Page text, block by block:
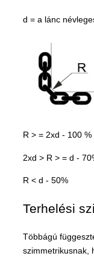
d = a lánc
R > = 2xd - 100 %
2xd > R > = d -
R < d - 50%
Terhelési
Többágú
szimmetrikusnak,